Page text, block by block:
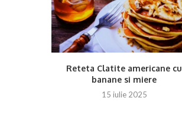
Reteta Clatite americane cu
banane si miere
15 iulie 2025